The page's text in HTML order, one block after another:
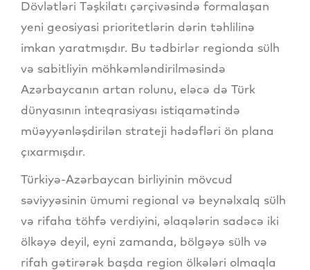
Dövlətləri Təşkilatı çərçivəsində formalaşan
yeni geosiyasi prioritetlərin dərin təhlilinə
imkan yaratmışdır. Bu tədbirlər regionda sülh
və sabitliyin möhkəmləndirilməsində
Azərbaycanın artan rolunu, eləcə də Türk
dünyasının inteqrasiyası istiqamətində
müəyyənləşdirilən strateji hədəfləri ön plana
çıxarmışdır.
Türkiyə-Azərbaycan birliyinin mövcud
səviyyəsinin ümumi regional və beynəlxalq sülh
və rifaha töhfə verdiyini, əlaqələrin sadəcə iki
ölkəyə deyil, eyni zamanda, bölgəyə sülh və
rifah gətirərək başda region ölkələri olmaqla